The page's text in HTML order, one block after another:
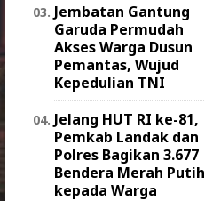
Jembatan Gantung
Garuda Permudah
Akses Warga Dusun
Pemantas, Wujud
Kepedulian TNI
Jelang HUT RI ke-81,
Pemkab Landak dan
Polres Bagikan 3.677
Bendera Merah Putih
kepada Warga